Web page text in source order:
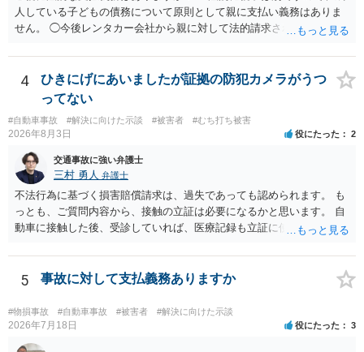
人している子どもの債務について原則として親に支払い義務はありま
せん。 ◯今後レンタカー会社から親に対して法的請求される可能性は
低いでしょう。 ◯親である私は今後どう対応すべきでしょうか？ →債
権者に対してご自身は支払いを拒み、請求するのであれば本人に対し
て請求するよう言う程度かと思います。
4
ひきにげにあいましたが証拠の防犯カメラがうつ
ってない
#自動車事故 #解決に向けた示談 #被害者 #むち打ち被害
2026年8月3日 役にたった 2
交通事故に強い弁護士
三村 勇人 弁護士
不法行為に基づく損害賠償請求は、過失であっても認められます。 も
っとも、ご質問内容から、接触の立証は必要になるかと思います。 自
動車に接触した後、受診していれば、医療記録も立証に使えるかと思
士にご相談ください。
5 事故に対して支払義務ありますか
#物損事故 #自動車事故 #被害者 #解決に向けた示談
2026年7月18日 役にたった 3